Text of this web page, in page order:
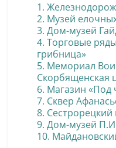
1.
2. Музей
3. Дом-музей
4. Торговые
грибница»
5. Мемориал
Скорбященская
6. Магазин «Под
7. Сквер
8.
9. Дом-музей
10.